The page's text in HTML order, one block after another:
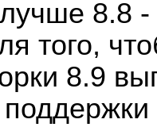
8.8
того,
8.9